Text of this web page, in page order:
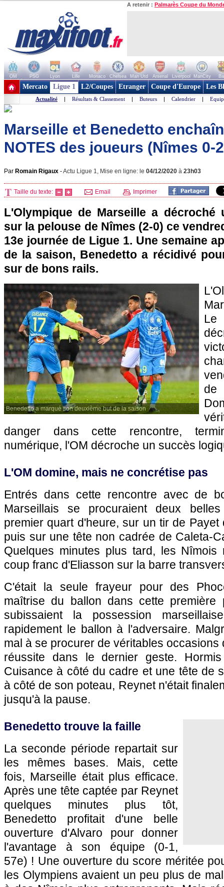
A retenir : Palmarès Coupe du
OM PSG Lyon Lille Monaco Chelsea Man Utd Arsenal Liverpool ManCity
+ de clubs
Mercato Ligue 1 L2/Coupes Etranger Coupe d'Europe Les
Actualité | Résultats & Classement | Buteurs | Calendrier |
Marseille et Benedetto
NOTES des joueurs (Nîmes 0-
Par Romain Rigaux -Actu Ligue 1, Mise en ligne: le 04/12/2020 à 23h03
Taille du texte: Email Imprimer
L'Olympique de Marseille a décroché
sur la pelouse de Nîmes (2-0) ce
13e journée de Ligue 1. Une semaine
de la saison, Benedetto a récidivé
sur de bons rails.
Benedetto a marqué son deuxième but de la saison
danger dans cette rencontre,
numérique, l'OM décroche un succès
L'OM domine, mais ne concrétise pas
Entrés dans cette rencontre avec de
Marseillais se procuraient deux
premier quart d'heure, sur un tir de Payet
puis sur une tête non cadrée de Caleta-
Quelques minutes plus tard, les Nîmois
coup franc d'Eliasson sur la barre
C'était la seule frayeur pour des
maîtrise du ballon dans cette première
subissaient la possession
rapidement le ballon à l'adversaire.
mal à se procurer de véritables occasions
réussite dans le dernier geste.
Cuisance à côté du cadre et une tête de
à côté de son poteau, Reynet n'était
jusqu'à la pause.
Benedetto trouve la faille
La seconde période repartait sur
les mêmes bases. Mais, cette
fois, Marseille était plus efficace.
Après une tête captée par Reynet
quelques minutes plus tôt,
Benedetto profitait d'une belle
ouverture d'Alvaro pour donner
l'avantage à son équipe (0-1,
57e) ! Une ouverture du score méritée
les Olympiens avaient un peu plus de